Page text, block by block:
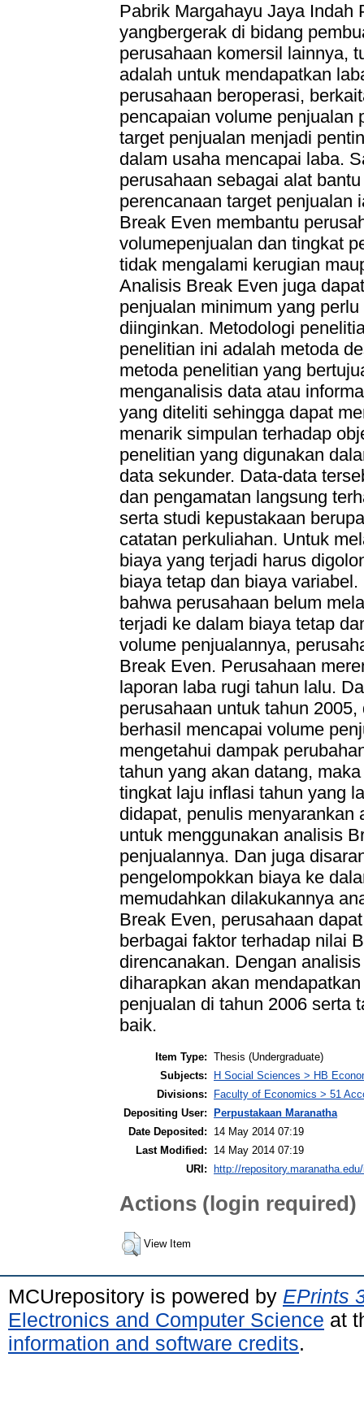
Pabrik Margahayu Jaya Indah
yangbergerak di bidang
perusahaan komersil lainnya,
adalah untuk mendapatkan
perusahaan beroperasi,
pencapaian volume penjualan
target penjualan menjadi
dalam usaha mencapai laba.
perusahaan sebagai alat
perencanaan target penjualan
Break Even membantu
volumepenjualan dan tingkat
tidak mengalami kerugian
Analisis Break Even juga
penjualan minimum yang
diinginkan. Metodologi
penelitian ini adalah metoda
metoda penelitian yang
menganalisis data atau
yang diteliti sehingga dapat
menarik simpulan terhadap
penelitian yang digunakan
data sekunder. Data-data
dan pengamatan langsung
serta studi kepustakaan
catatan perkuliahan. Untuk
biaya yang terjadi harus
biaya tetap dan biaya
bahwa perusahaan belum
terjadi ke dalam biaya tetap
volume penjualannya,
Break Even. Perusahaan
laporan laba rugi tahun lalu.
perusahaan untuk tahun
berhasil mencapai volume
mengetahui dampak
tahun yang akan datang,
tingkat laju inflasi tahun yang
didapat, penulis menyarankan
untuk menggunakan analisis
penjualannya. Dan juga
pengelompokkan biaya ke
memudahkan dilakukannya
Break Even, perusahaan
berbagai faktor terhadap nilai
direncanakan. Dengan
diharapkan akan
penjualan di tahun 2006 serta
baik.
Item Type: Thesis (Undergraduate)
Subjects:
H Social Sciences > HB
Divisions:
Faculty of Economics > 51
Depositing User:
Perpustakaan Maranatha
Date Deposited:
14 May 2014 07:19
Last Modified:
14 May 2014 07:19
URI:
http://
Actions (login required)
View Item
MCUrepository is powered by EPrints
Electronics and Computer Science at
information and software credits.